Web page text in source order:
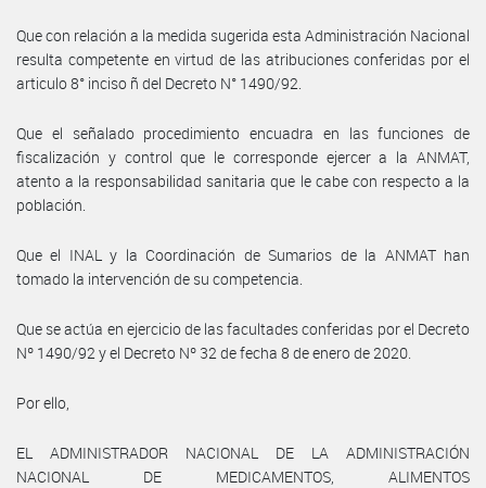
Que con relación a la medida sugerida esta Administración Nacional
resulta competente en virtud de las atribuciones conferidas por el
articulo 8° inciso ñ del Decreto N° 1490/92.
Que el señalado procedimiento encuadra en las funciones de
fiscalización y control que le corresponde ejercer a la ANMAT,
atento a la responsabilidad sanitaria que le cabe con respecto a la
población.
Que el INAL y la Coordinación de Sumarios de la ANMAT han
tomado la intervención de su competencia.
Que se actúa en ejercicio de las facultades conferidas por el Decreto
Nº 1490/92 y el Decreto Nº 32 de fecha 8 de enero de 2020.
Por ello,
EL ADMINISTRADOR NACIONAL DE LA ADMINISTRACIÓN
NACIONAL DE MEDICAMENTOS, ALIMENTOS